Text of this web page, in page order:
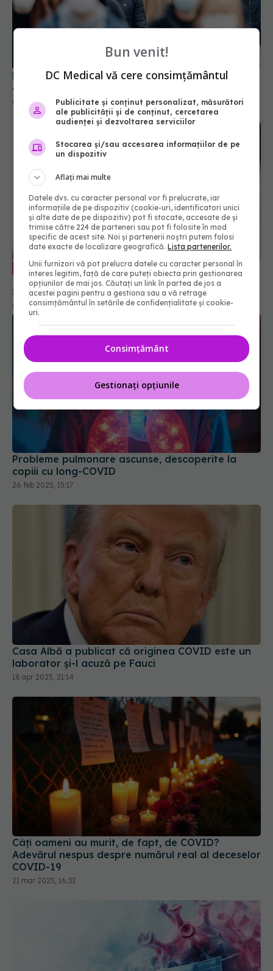
Evoluția COVID-19 în România. Datele surpriză
care dau peste cap previziunile specialiștilor
EXCLUSIV Ce să faci după un test pozitiv COVID-
19. Cât timp mai trebuie să te izolezi. Prof. dr.
Simin Aysel Florescu explică
08 ian 2025, 09:55
Probleme pulmonare ascunse, descoperite la
copiii cu long-COVID
26 feb 2025, 15:17
Casa Albă a publicat că originea COVID este un
laborator și-l acuză pe Fauci
18 apr 2025, 21:14
Câți oameni au murit, de fapt, de COVID?
Adevărul nespus despre numărul real al deceselor
COVID-19
Bun venit!
DC Medical vă cere consimțământul
Publicitate și conținut personalizat, măsurători
ale publicității și de conținut, cercetarea
audienței și dezvoltarea serviciilor
Stocarea și/sau accesarea informațiilor de pe
un dispozitiv
Aflați mai multe
Datele dvs. cu caracter personal vor fi prelucrate, iar
informațiile de pe dispozitiv (cookie-uri, identificatori unici
și alte date de pe dispozitiv) pot fi stocate, accesate de și
trimise către 224 de parteneri sau pot fi folosite în mod
specific de acest site. Noi și partenerii noștri putem folosi
date exacte de localizare geografică.Lista partenerilor.
Unii furnizori vă pot prelucra datele cu caracter personal în
interes legitim, față de care puteți obiecta prin gestionarea
opțiunilor de mai jos. Căutați un link în partea de jos a
acestei pagini pentru a gestiona sau a vă retrage
consimțământul în setările de confidențialitate și cookie-
uri.
Consimțământ
Gestionați opțiunile